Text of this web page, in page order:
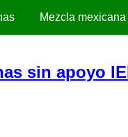
Mezcla
sin apoyo